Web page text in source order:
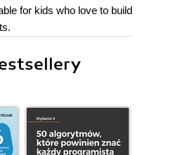
for kids who love to build